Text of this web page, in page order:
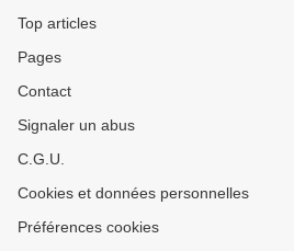
Top articles
Pages
Contact
Signaler un abus
C.G.U.
Cookies et données personnelles
Préférences cookies